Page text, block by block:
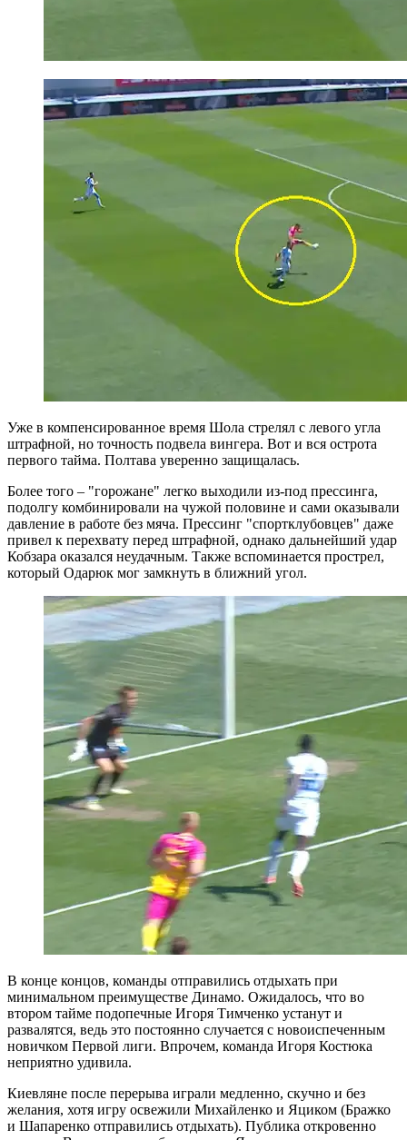
Уже в компенсированное время Шола стрелял с левого угла
штрафной, но точность подвела вингера. Вот и вся острота
первого тайма. Полтава уверенно защищалась.
Более того – "горожане" легко выходили из-под прессинга,
подолгу комбинировали на чужой половине и сами оказывали
давление в работе без мяча. Прессинг "спортклубовцев" даже
привел к перехвату перед штрафной, однако дальнейший удар
Кобзара оказался неудачным. Также вспоминается прострел,
который Одарюк мог замкнуть в ближний угол.
В конце концов, команды отправились отдыхать при
минимальном преимуществе Динамо. Ожидалось, что во
втором тайме подопечные Игоря Тимченко устанут и
развалятся, ведь это постоянно случается с новоиспеченным
новичком Первой лиги. Впрочем, команда Игоря Костюка
неприятно удивила.
Киевляне после перерыва играли медленно, скучно и без
желания, хотя игру освежили Михайленко и Яциком (Бражко
и Шапаренко отправились отдыхать). Публика откровенно